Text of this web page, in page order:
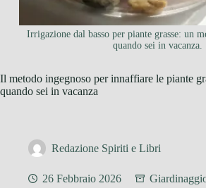
Irrigazione dal basso per piante grasse: un
quando sei in vacanza.
Il metodo ingegnoso per innaffiare le piante
quando sei in vacanza
Redazione Spiriti e Libri
26 Febbraio 2026